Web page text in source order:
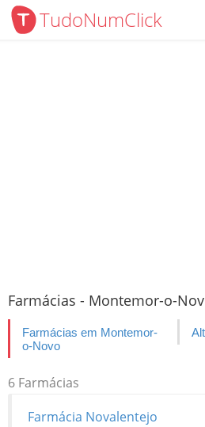
TudoNumClick
Farmácias - Montemor-o-
Farmácias em Montemor-
o-Novo
6 Farmácias
Farmácia Novalentejo